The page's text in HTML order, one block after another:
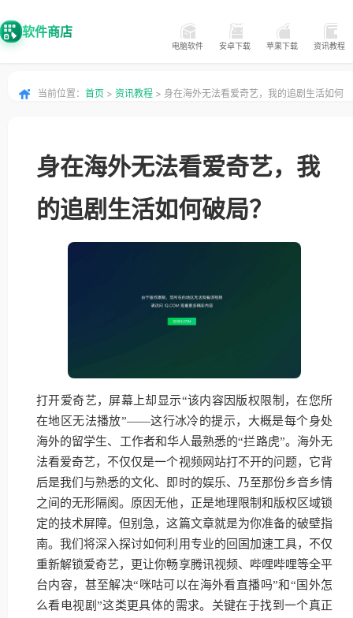
软件商店
电脑软件 安卓下载 苹果下载 资讯教程
当前位置： 首页 > 资讯教程 > 身在海外无法看爱奇艺，我的追剧生活如何
身在海外无法看爱奇艺，我
的追剧生活如何破局？
打开爱奇艺，屏幕上却显示“该内容因版权限制，在您所
在地区无法播放”——这行冰冷的提示，大概是每个身处
海外的留学生、工作者和华人最熟悉的“拦路虎”。海外无
法看爱奇艺，不仅仅是一个视频网站打不开的问题，它背
后是我们与熟悉的文化、即时的娱乐、乃至那份乡音乡情
之间的无形隔阂。原因无他，正是地理限制和版权区域锁
定的技术屏障。但别急，这篇文章就是为你准备的破壁指
南。我们将深入探讨如何利用专业的回国加速工具，不仅
重新解锁爱奇艺，更让你畅享腾讯视频、哔哩哔哩等全平
台内容，甚至解决“咪咕可以在海外看直播吗”和“国外怎
么看电视剧”这类更具体的需求。关键在于找到一个真正